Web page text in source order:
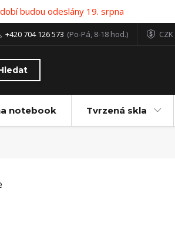
budou odeslány 19. srpna
CZK
+420 704 126 573 (Po-Pá, 8-18 hod.)
notebook Tvrzená skla